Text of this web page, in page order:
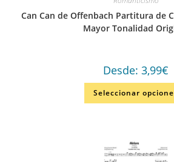
Can Can de Offenbach Partitura de
Mayor Tonalidad
Desde: 3,99€
Seleccionar